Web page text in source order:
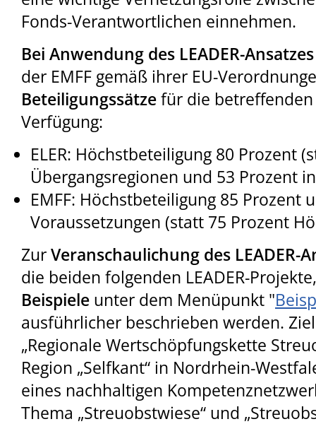
Fonds-Verantwortlichen einnehmen.
Bei Anwendung des LEADER-Ansatzes
der EMFF gemäß ihrer EU-
Beteiligungssätzefür die
Verfügung:
ELER: Höchstbeteiligung 80 Prozent
Übergangsregionen und 53 Prozent
EMFF: Höchstbeteiligung 85 Prozent
Voraussetzungen (statt 75 Prozent
ZurVeranschaulichung des LEADER-
die beiden folgenden LEADER-
Beispiele unter dem Menüpunkt "
ausführlicher beschrieben werden. Ziel
„Regionale Wertschöpfungskette
Region „Selfkant“ in Nordrhein-
eines nachhaltigen
Thema „Streuobstwiese“ und